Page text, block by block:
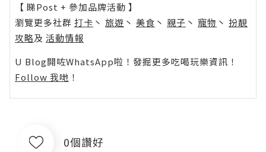
【 睇Post + 參加品牌活動 】
瀏覽更多社群 打卡 丶 旅遊 丶 美食 丶 親子 丶 寵物 丶 扮靚
攻略及 活動情報
U Blog開咗WhatsApp啦！發掘更多吃喝玩樂資訊！
Follow 我哋 ！
0個讚好